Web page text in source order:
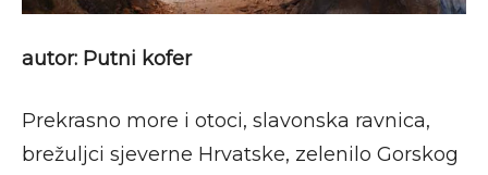
autor: Putni kofer
Prekrasno more i otoci, slavonska ravnica,
brežuljci sjeverne Hrvatske, zelenilo Gorskog